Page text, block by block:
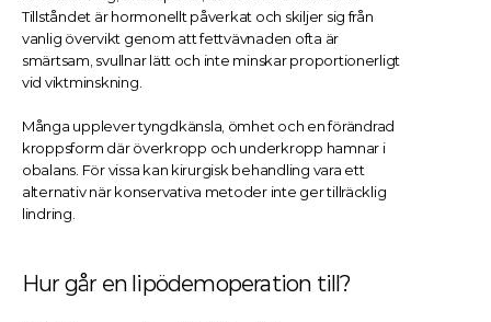
Tillståndet är hormonellt påverkat och skiljer sig från
vanlig övervikt genom att fettvävnaden ofta är
smärtsam, svullnar lätt och inte minskar proportionerligt
vid viktminskning.
Många upplever tyngdkänsla, ömhet och en förändrad
kroppsform där överkropp och underkropp hamnar i
obalans. För vissa kan kirurgisk behandling vara ett
alternativ när konservativa metoder inte ger tillräcklig
lindring.
Hur går en lipödemoperation till?